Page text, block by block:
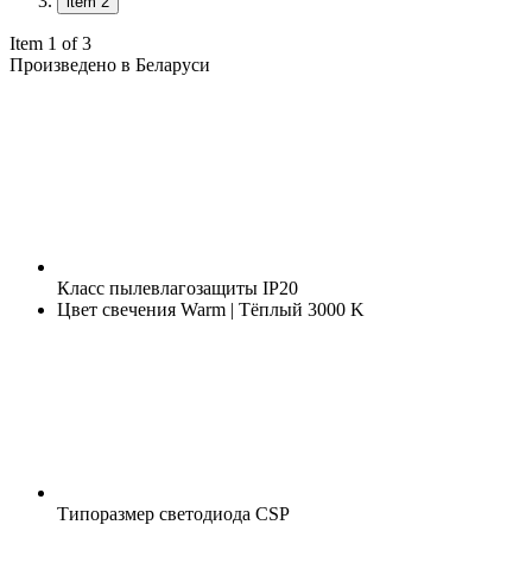
Item 1 of 3
Произведено в Беларуси
Класс пылевлагозащиты IP20
Цвет свечения Warm | Тёплый 3000 K
Типоразмер светодиода CSP